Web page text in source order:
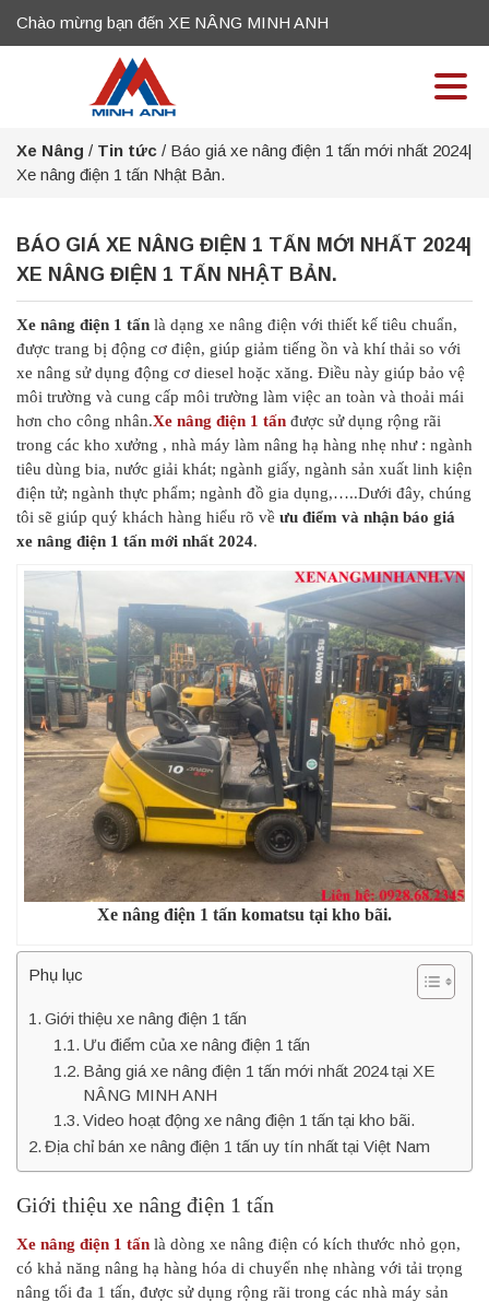
Chào mừng bạn đến XE NÂNG MINH ANH
Xe Nâng / Tin tức / Báo giá xe nâng điện 1 tấn mới nhất 2024|
Xe nâng điện 1 tấn Nhật Bản.
BÁO GIÁ XE NÂNG ĐIỆN 1 TẤN MỚI NHẤT 2024|
XE NÂNG ĐIỆN 1 TẤN NHẬT BẢN.
Xe nâng điện 1 tấn là dạng xe nâng điện với thiết kế tiêu chuẩn,
được trang bị động cơ điện, giúp giảm tiếng ồn và khí thải so với
xe nâng sử dụng động cơ diesel hoặc xăng. Điều này giúp bảo vệ
môi trường và cung cấp môi trường làm việc an toàn và thoải mái
hơn cho công nhân.Xe nâng điện 1 tấn được sử dụng rộng rãi
trong các kho xưởng , nhà máy làm nâng hạ hàng nhẹ như : ngành
tiêu dùng bia, nước giải khát; ngành giấy, ngành sản xuất linh kiện
điện tử; ngành thực phẩm; ngành đồ gia dụng,…..Dưới đây, chúng
tôi sẽ giúp quý khách hàng hiểu rõ về ưu điểm và nhận báo giá
xe nâng điện 1 tấn mới nhất 2024.
Xe nâng điện 1 tấn komatsu tại kho bãi.
Phụ lục
Giới thiệu xe nâng điện 1 tấn
Ưu điểm của xe nâng điện 1 tấn
Bảng giá xe nâng điện 1 tấn mới nhất 2024 tại XE
NÂNG MINH ANH
Video hoạt động xe nâng điện 1 tấn tại kho bãi.
Địa chỉ bán xe nâng điện 1 tấn uy tín nhất tại Việt Nam
Giới thiệu xe nâng điện 1 tấn
Xe nâng điện 1 tấn là dòng xe nâng điện có kích thước nhỏ gọn,
có khả năng nâng hạ hàng hóa di chuyển nhẹ nhàng với tải trọng
nâng tối đa 1 tấn, được sử dụng rộng rãi trong các nhà máy sản